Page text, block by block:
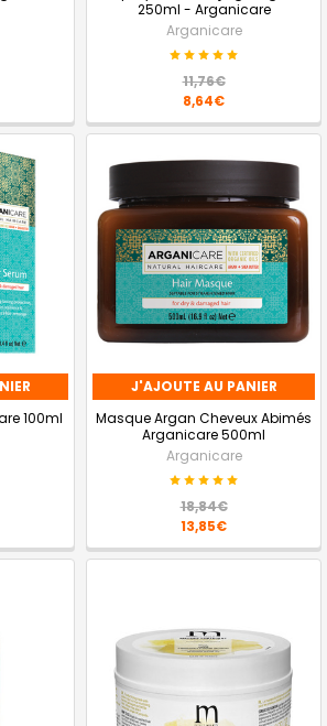
250ml - Arganicare
Arganicare
11,76€
8,64€
100ml
J'AJOUTE AU PANIER
Masque Argan Cheveux Abimés
Arganicare 500ml
Arganicare
18,84€
13,85€